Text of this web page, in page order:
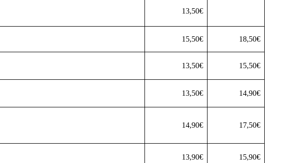
13,50€
15,50€ 18,50€
13,50€ 15,50€
13,50€ 14,90€
14,90€ 17,50€
13,90€ 15,90€